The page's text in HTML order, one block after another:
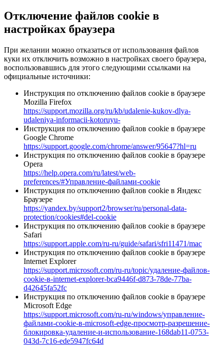
Отключение файлов cookie в
настройках браузера
При желании можно отказаться от использования файлов
куки их отключить возможно в настройках своего браузера,
воспользовавшись для этого следующими ссылками на
официальные источники:
Инструкция по отключению файлов cookie в браузере
Mozilla Firefox
https://support.mozilla.org/ru/kb/udalenie-kukov-dlya-
udaleniya-informacii-kotoruyu-
Инструкция по отключению файлов cookie в браузере
Google Chrome
https://support.google.com/chrome/answer/95647?hl=ru
Инструкция по отключению файлов cookie в браузере
Opera
https://help.opera.com/ru/latest/web-
preferences/#Управление-файлами-cookie
Инструкция по отключению файлов cookie в Яндекс
Браузере
https://yandex.by/support2/browser/ru/personal-data-
protection/cookies#del-cookie
Инструкция по отключению файлов cookie в браузере
Safari
https://support.apple.com/ru-ru/guide/safari/sfri11471/mac
Инструкция по отключению файлов cookie в браузере
Internet Explorer
https://support.microsoft.com/ru-ru/topic/удаление-файлов-
cookie-в-internet-explorer-bca9446f-d873-78de-77ba-
d42645fa52fc
Инструкция по отключению файлов cookie в браузере
Microsoft Edge
https://support.microsoft.com/ru-ru/windows/управление-
файлами-cookie-в-microsoft-edge-просмотр-разрешение-
блокировка-удаление-и-использование-168dab11-0753-
043d-7c16-ede5947fc64d